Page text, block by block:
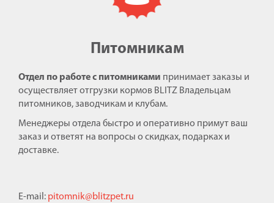
Питомникам
Отдел по работе с питомниками принимает заказы и
осуществляет отгрузки кормов BLITZ Владельцам
питомников, заводчикам и клубам.
Менеджеры отдела быстро и оперативно примут ваш
заказ и ответят на вопросы о скидках, подарках и
доставке.
E-mail: pitomnik@blitzpet.ru